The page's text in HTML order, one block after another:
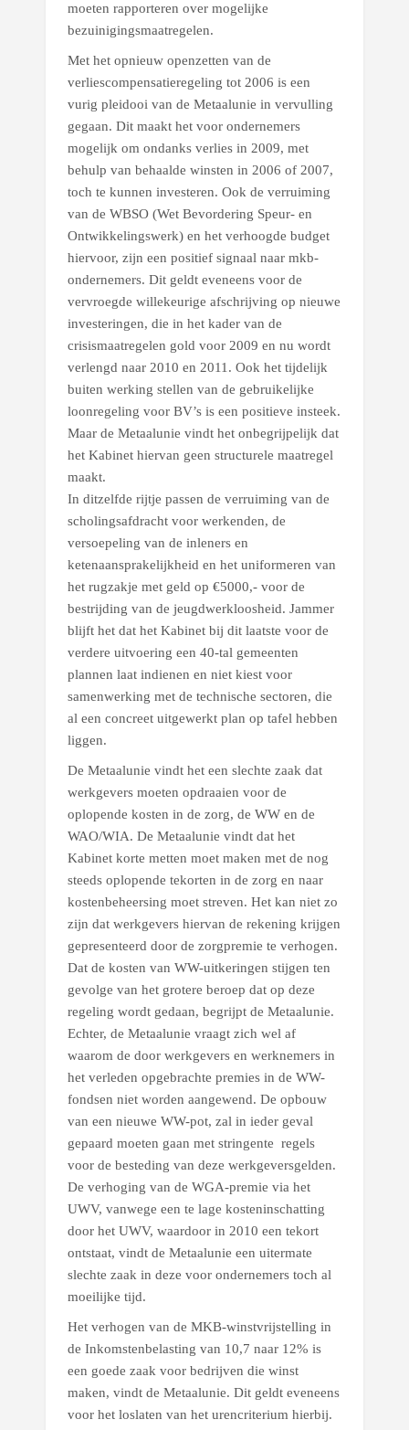
moeten rapporteren over mogelijke
bezuinigingsmaatregelen.
Met het opnieuw openzetten van de
verliescompensatieregeling tot 2006 is een
vurig pleidooi van de Metaalunie in vervulling
gegaan. Dit maakt het voor ondernemers
mogelijk om ondanks verlies in 2009, met
behulp van behaalde winsten in 2006 of 2007,
toch te kunnen investeren. Ook de verruiming
van de WBSO (Wet Bevordering Speur- en
Ontwikkelingswerk) en het verhoogde budget
hiervoor, zijn een positief signaal naar mkb-
ondernemers. Dit geldt eveneens voor de
vervroegde willekeurige afschrijving op nieuwe
investeringen, die in het kader van de
crisismaatregelen gold voor 2009 en nu wordt
verlengd naar 2010 en 2011. Ook het tijdelijk
buiten werking stellen van de gebruikelijke
loonregeling voor BV’s is een positieve insteek.
Maar de Metaalunie vindt het onbegrijpelijk dat
het Kabinet hiervan geen structurele maatregel
maakt.
In ditzelfde rijtje passen de verruiming van de
scholingsafdracht voor werkenden, de
versoepeling van de inleners en
ketenaansprakelijkheid en het uniformeren van
het rugzakje met geld op €5000,- voor de
bestrijding van de jeugdwerkloosheid. Jammer
blijft het dat het Kabinet bij dit laatste voor de
verdere uitvoering een 40-tal gemeenten
plannen laat indienen en niet kiest voor
samenwerking met de technische sectoren, die
al een concreet uitgewerkt plan op tafel hebben
liggen.
De Metaalunie vindt het een slechte zaak dat
werkgevers moeten opdraaien voor de
oplopende kosten in de zorg, de WW en de
WAO/WIA. De Metaalunie vindt dat het
Kabinet korte metten moet maken met de nog
steeds oplopende tekorten in de zorg en naar
kostenbeheersing moet streven. Het kan niet zo
zijn dat werkgevers hiervan de rekening krijgen
gepresenteerd door de zorgpremie te verhogen.
Dat de kosten van WW-uitkeringen stijgen ten
gevolge van het grotere beroep dat op deze
regeling wordt gedaan, begrijpt de Metaalunie.
Echter, de Metaalunie vraagt zich wel af
waarom de door werkgevers en werknemers in
het verleden opgebrachte premies in de WW-
fondsen niet worden aangewend. De opbouw
van een nieuwe WW-pot, zal in ieder geval
gepaard moeten gaan met stringente regels
voor de besteding van deze werkgeversgelden.
De verhoging van de WGA-premie via het
UWV, vanwege een te lage kosteninschatting
door het UWV, waardoor in 2010 een tekort
ontstaat, vindt de Metaalunie een uitermate
slechte zaak in deze voor ondernemers toch al
moeilijke tijd.
Het verhogen van de MKB-winstvrijstelling in
de Inkomstenbelasting van 10,7 naar 12% is
een goede zaak voor bedrijven die winst
maken, vindt de Metaalunie. Dit geldt eveneens
voor het loslaten van het urencriterium hierbij.